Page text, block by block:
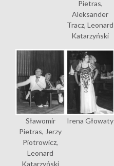
Pietras,
Aleksander
Tracz, Leonard
Katarzyński
Sławomir
Pietras, Jerzy
Piotrowicz,
Leonard
Katarzyński
Irena Głowaty